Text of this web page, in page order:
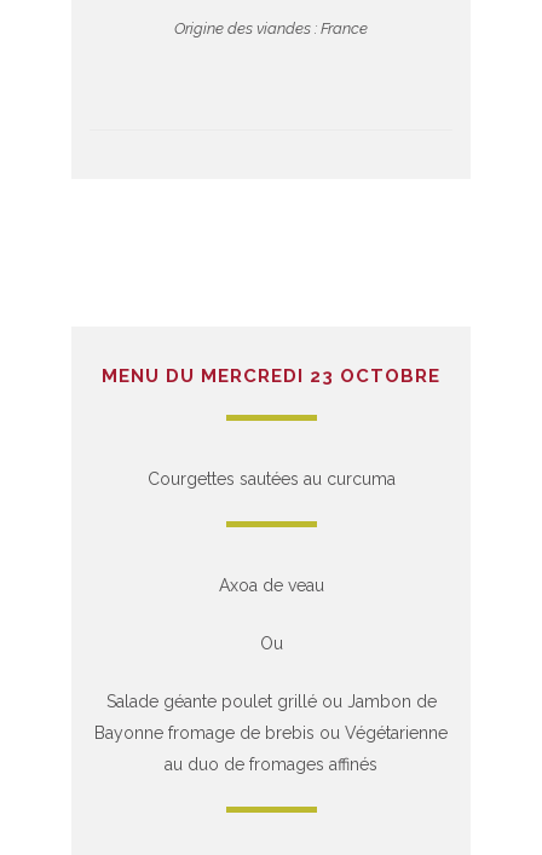
Origine des viandes : France
MENU DU MERCREDI 23 OCTOBRE
Courgettes sautées au curcuma
Axoa de veau
Ou
Salade géante poulet grillé ou Jambon de
Bayonne fromage de brebis ou Végétarienne
au duo de fromages affinés